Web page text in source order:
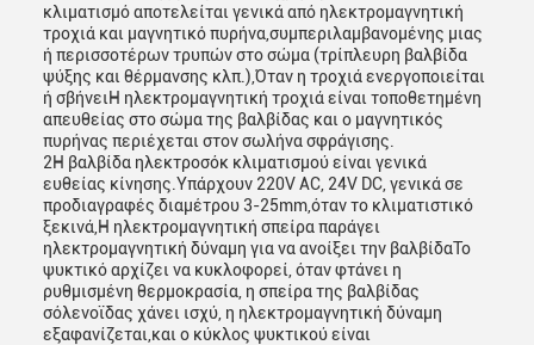
κλιματισμό αποτελείται γενικά από ηλεκτρομαγνητική
τροχιά και μαγνητικό πυρήνα,συμπεριλαμβανομένης μιας
ή περισσοτέρων τρυπών στο σώμα (τρίπλευρη βαλβίδα
ψύξης και θέρμανσης κλπ.),Όταν η τροχιά ενεργοποιείται
ή σβήνειΗ ηλεκτρομαγνητική τροχιά είναι τοποθετημένη
απευθείας στο σώμα της βαλβίδας και ο μαγνητικός
πυρήνας περιέχεται στον σωλήνα σφράγισης.
2Η βαλβίδα ηλεκτροσόκ κλιματισμού είναι γενικά
ευθείας κίνησης.Υπάρχουν 220V AC, 24V DC, γενικά σε
προδιαγραφές διαμέτρου 3-25mm,όταν το κλιματιστικό
ξεκινά,Η ηλεκτρομαγνητική σπείρα παράγει
ηλεκτρομαγνητική δύναμη για να ανοίξει την βαλβίδαΤο
ψυκτικό αρχίζει να κυκλοφορεί, όταν φτάνει η
ρυθμισμένη θερμοκρασία, η σπείρα της βαλβίδας
σόλενοϊδας χάνει ισχύ, η ηλεκτρομαγνητική δύναμη
εξαφανίζεται,και ο κύκλος ψυκτικού είναι